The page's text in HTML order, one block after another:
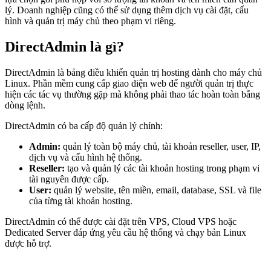
lý. Doanh nghiệp cũng có thể sử dụng thêm dịch vụ cài đặt, cấu
hình và quản trị máy chủ theo phạm vi riêng.
DirectAdmin là gì?
DirectAdmin là bảng điều khiển quản trị hosting dành cho máy chủ
Linux. Phần mềm cung cấp giao diện web để người quản trị thực
hiện các tác vụ thường gặp mà không phải thao tác hoàn toàn bằng
dòng lệnh.
DirectAdmin có ba cấp độ quản lý chính:
Admin: quản lý toàn bộ máy chủ, tài khoản reseller, user, IP,
dịch vụ và cấu hình hệ thống.
Reseller: tạo và quản lý các tài khoản hosting trong phạm vi
tài nguyên được cấp.
User: quản lý website, tên miền, email, database, SSL và file
của từng tài khoản hosting.
DirectAdmin có thể được cài đặt trên VPS, Cloud VPS hoặc
Dedicated Server đáp ứng yêu cầu hệ thống và chạy bản Linux
được hỗ trợ.